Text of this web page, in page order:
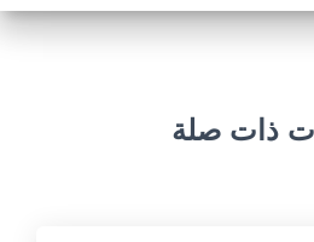
ذات صلة